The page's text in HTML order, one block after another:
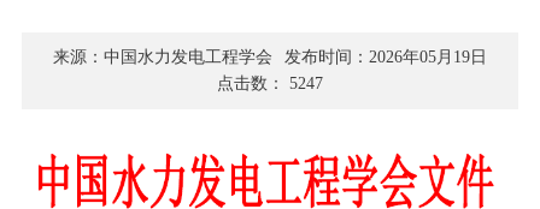
来源：中国水力发电工程学会
发布时间：2026年05月19日
点击数： 5247